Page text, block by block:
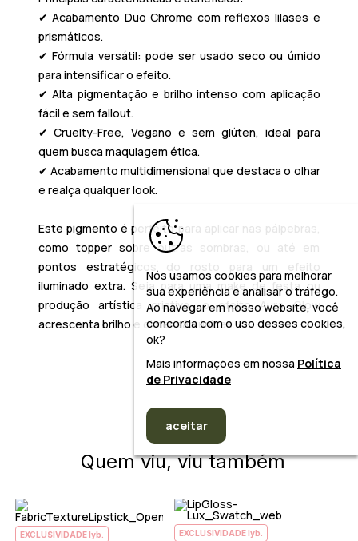
✔ Acabamento Duo Chrome com reflexos lilases e
prismáticos.
✔ Fórmula versátil: pode ser usado seco ou úmido
para intensificar o efeito.
✔ Alta pigmentação e brilho intenso com aplicação
fácil e sem fallout.
✔ Cruelty-Free, Vegano e sem glúten, ideal para
quem busca maquiagem ética.
✔ Acabamento multidimensional que destaca o olhar
e realça qualquer look.
Este pigmento é perfeito para aplicar nas pálpebras,
como topper sobre outras sombras, ou até em
pontos estratégicos do rosto para um efeito
iluminado extra. Seja para uma make de festa ou
produção artística criativa, o efeito Aura Glow
acrescenta brilho e dimensão únicas.
Quem viu, viu também
EXCLUSIVIDADE lyb. EXCLUSIVIDADE lyb.
Nós usamos cookies para melhorar
sua experiência e analisar o tráfego.
Ao navegar em nosso website, você
concorda com o uso desses cookies,
ok?
Mais informações em nossa Política
de Privacidade
aceitar